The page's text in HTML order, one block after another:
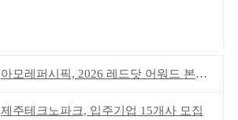
아모레퍼시픽, 2026 레드닷 어워드 본상 2개 수상
제주테크노파크, 입주기업 15개사 모집